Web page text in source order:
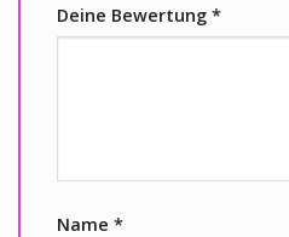
Deine Bewertung *
Name *